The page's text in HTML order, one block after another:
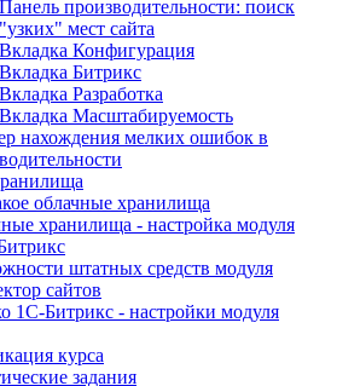
Панель производительности: поиск
"узких" мест сайта
Вкладка Конфигурация
Вкладка Битрикс
Вкладка Разработка
Вкладка Масштабируемость
нахождения мелких ошибок в
облачные хранилища
хранилища - настройка модуля
штатных средств модуля
сайтов
1С-Битрикс - настройки модуля
курса
задания